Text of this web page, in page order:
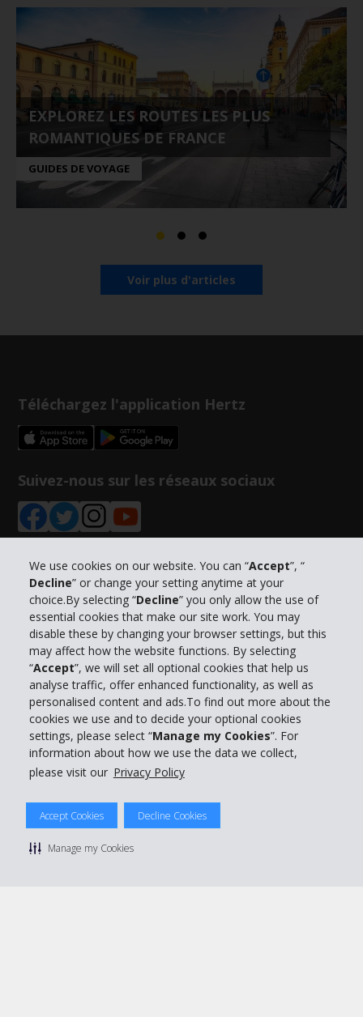
We use cookies on our website. You can “Accept”, “
Decline” or change your setting anytime at your
choice.By selecting “Decline” you only allow the use of
essential cookies that make our site work. You may
disable these by changing your browser settings, but this
may affect how the website functions. By selecting
“Accept”, we will set all optional cookies that help us
analyse traffic, offer enhanced functionality, as well as
personalised content and ads.To find out more about the
cookies we use and to decide your optional cookies
settings, please select “Manage my Cookies”. For
information about how we use the data we collect,
please visit our Privacy Policy
Accept Cookies Decline Cookies
Manage my Cookies
EXPLOREZ LES ROUTES LES PLUS
ROMANTIQUES DE FRANCE
GUIDES DE VOYAGE
Voir plus d'articles
Téléchargez l'application Hertz
Suivez-nous sur les réseaux sociaux
Informations sur l'entreprise
Entreprise
Support client
Réserver avec Hertz
Politique de confidentialité
Conditions de location
Gérer mes cookies